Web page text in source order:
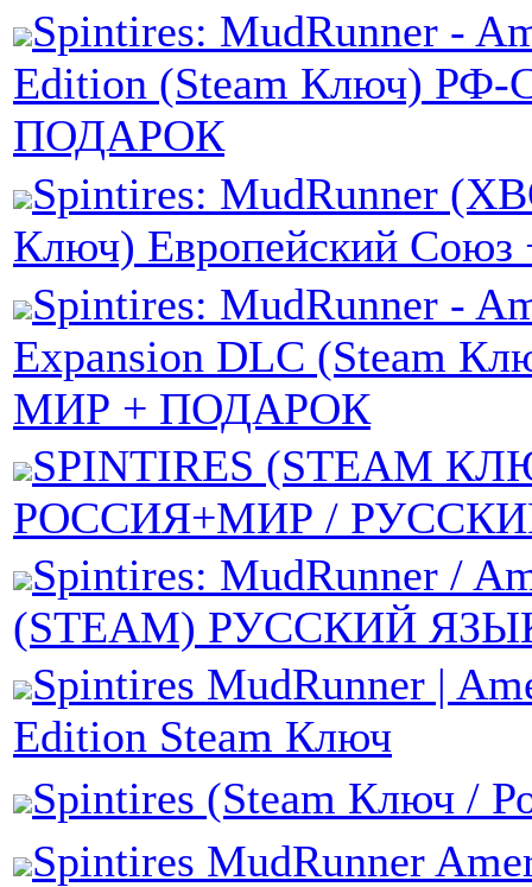
Spintires: MudRunner -
Edition (Steam Ключ)
ПОДАРОК
Spintires: MudRunner
Ключ) Европейский
Spintires: MudRunner -
Expansion DLC (Steam
МИР + ПОДАРОК
SPINTIRES (STEAM
РОССИЯ+МИР /
Spintires: MudRunner /
(STEAM) РУССКИЙ
Spintires MudRunner |
Edition Steam Ключ
Spintires (Steam Ключ /
Spintires MudRunner